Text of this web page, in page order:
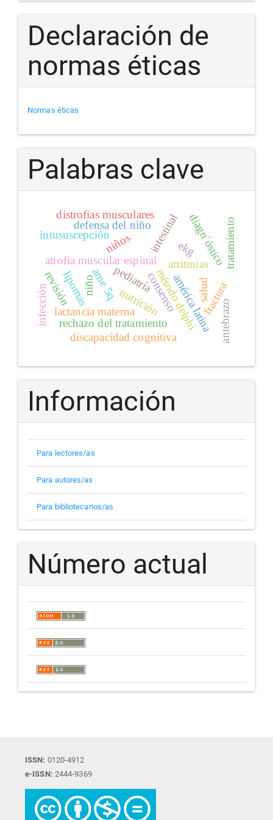
Declaración de
normas éticas
Normas éticas
Palabras clave
método delphi
consenso
lactancia maternanutrición
ekg
niños
arritmias
atrofia muscular espinal diagn´óstico
américa latina
ame 5q
intususcepción intestinal
pediatría
defensa del niño
rechazo del tratamiento
fractura
antebrazo
niño
lipomas
distrofias musculares
tratamiento
revisión
discapacidad cognitiva
salud
infección
Información
Para lectores/as
Para autores/as
Para bibliotecarios/as
Número actual
ISSN: 0120-4912
e-ISSN: 2444-9369